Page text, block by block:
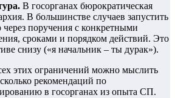
В госорганах бюрократическая
В большинстве случаев запустить
поручения с конкретными
сроками и порядком действий. Это
снизу («я начальник – ты дурак»).
этих ограничений можно мыслить
рекомендаций по
в госорганах из опыта СП.